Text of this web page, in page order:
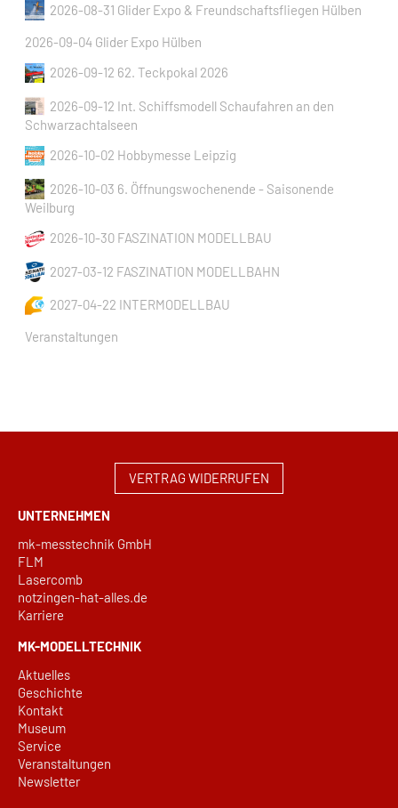
2026-08-31 Glider Expo & Freundschaftsfliegen Hülben
2026-09-04 Glider Expo Hülben
2026-09-12 62. Teckpokal 2026
2026-09-12 Int. Schiffsmodell Schaufahren an den
Schwarzachtalseen
2026-10-02 Hobbymesse Leipzig
2026-10-03 6. Öffnungswochenende - Saisonende
Weilburg
2026-10-30 FASZINATION MODELLBAU
2027-03-12 FASZINATION MODELLBAHN
2027-04-22 INTERMODELLBAU
Veranstaltungen
VERTRAG WIDERRUFEN
UNTERNEHMEN
mk-messtechnik GmbH
FLM
Lasercomb
notzingen-hat-alles.de
Karriere
MK-MODELLTECHNIK
Aktuelles
Geschichte
Kontakt
Museum
Service
Veranstaltungen
Newsletter